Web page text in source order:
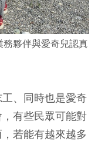
夥伴與愛奇兒認真
、同時也是愛奇
有些民眾可能對
若能有越來越多